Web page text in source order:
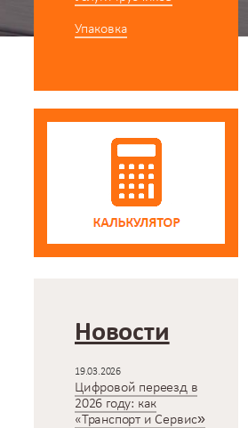
Упаковка
Новости
19.03.2026
Цифровой переезд в
2026 году: как
«Транспорт и Сервис»